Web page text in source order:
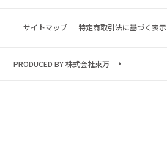
サイトマップ 特定商取引法に基づく表示
PRODUCED BY 株式会社東万